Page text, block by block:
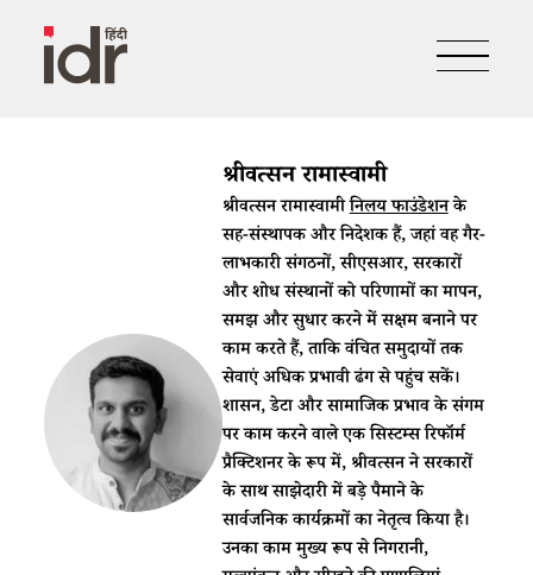
श्रीवत्सन रामास्वामी
श्रीवत्सन रामास्वामीनिलय फाउंडेशनके
सह-संस्थापक और निदेशक हैं, जहां वह गैर-
लाभकारी संगठनों, सीएसआर, सरकारों
और शोध संस्थानों को परिणामों का मापन,
समझ और सुधार करने में सक्षम बनाने पर
काम करते हैं, ताकि वंचित समुदायों तक
सेवाएं अधिक प्रभावी ढंग से पहुंच सकें।
शासन, डेटा और सामाजिक प्रभाव के संगम
पर काम करने वाले एक सिस्टम्स रिफॉर्म
प्रैक्टिशनर के रूप में, श्रीवत्सन ने सरकारों
के साथ साझेदारी में बड़े पैमाने के
सार्वजनिक कार्यक्रमों का नेतृत्व किया है।
उनका काम मुख्य रूप से निगरानी,